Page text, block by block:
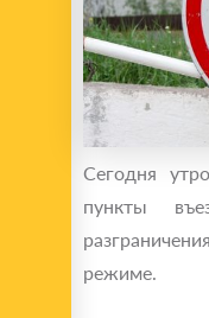
Сегодня
пункты
режиме.